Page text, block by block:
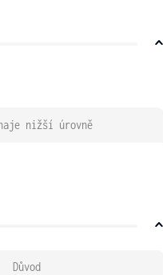
nižší úrovně
Důvod